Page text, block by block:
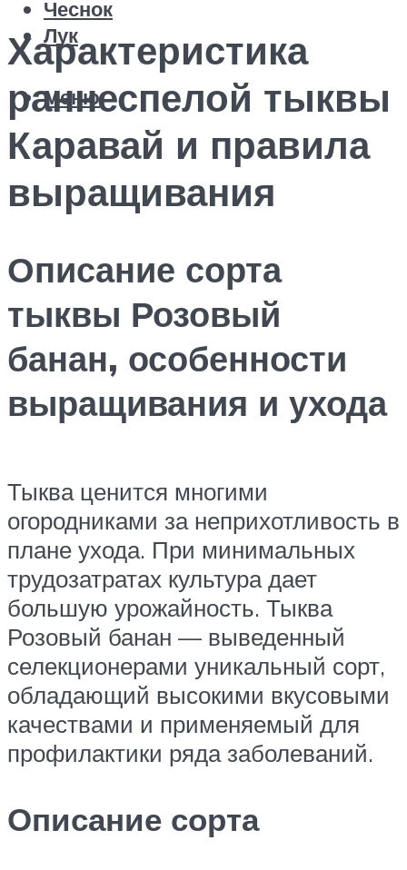
Чеснок
Лук
Меню
Характеристика
раннеспелой тыквы
Каравай и правила
выращивания
Описание сорта
тыквы Розовый
банан, особенности
выращивания и ухода
Тыква ценится многими
огородниками за неприхотливость в
плане ухода. При минимальных
трудозатратах культура дает
большую урожайность. Тыква
Розовый банан — выведенный
селекционерами уникальный сорт,
обладающий высокими вкусовыми
качествами и применяемый для
профилактики ряда заболеваний.
Описание сорта